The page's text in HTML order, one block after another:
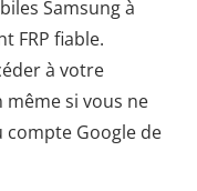
Samsung à
FRP fiable.
à votre
si vous ne
compte Google de